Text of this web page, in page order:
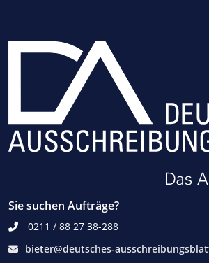
Sie suchen Aufträge?
0211 / 88 27 38-288
bieter@deutsches-